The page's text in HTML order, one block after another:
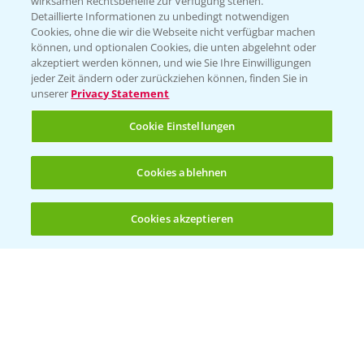
(noch 4)
Beratung auf WhatsApp
T.+49 (0)174 346 564 1
KONTAKT
Hilfe in Notfällen
+49 (0)214/30-20220
Detaillierte Informationen zu unbedingt notwendigen
Cookies, ohne die wir die Webseite nicht verfügbar machen
können, und optionalen Cookies, die unten abgelehnt oder
akzeptiert werden können, und wie Sie Ihre Einwilligungen
jeder Zeit ändern oder zurückziehen können, finden Sie in
unserer Privacy Statement
Cookie Einstellungen
Cookies ablehnen
Cookies akzeptieren